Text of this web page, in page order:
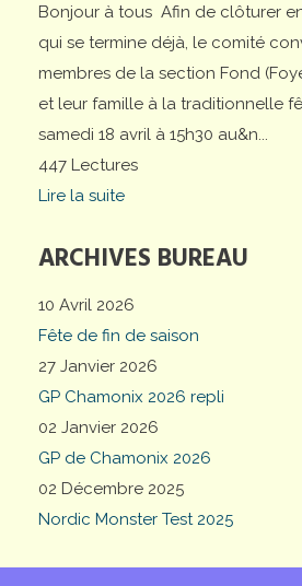
Bonjour à tous Afin de clôturer
qui se termine déjà, le comité
membres de la section Fond
et leur famille à la traditionnelle
samedi 18 avril à 15h30 au&n...
447 Lectures
Lire la suite
ARCHIVES BUREAU
10 Avril 2026
Fête de fin de saison
27 Janvier 2026
GP Chamonix 2026 repli
02 Janvier 2026
GP de Chamonix 2026
02 Décembre 2025
Nordic Monster Test 2025